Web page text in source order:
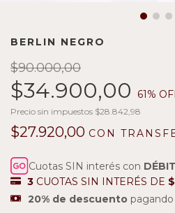
BERLIN NEGRO
$90.000,00
$34.900,00 61%
Precio sin impuestos $28.842,98
$27.920,00 CON
Cuotas SIN interés con
3 CUOTAS SIN INTERÉS DE
20% de descuento